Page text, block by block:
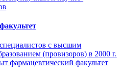
с высшим
(провизоров) в 2000 г.
факультет